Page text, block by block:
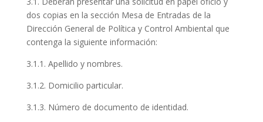
dos copias en la sección Mesa de Entradas de la
Dirección General de Política y Control Ambiental que
contenga la siguiente información:
3.1.1. Apellido y nombres.
3.1.2. Domicilio particular.
3.1.3. Número de documento de identidad.